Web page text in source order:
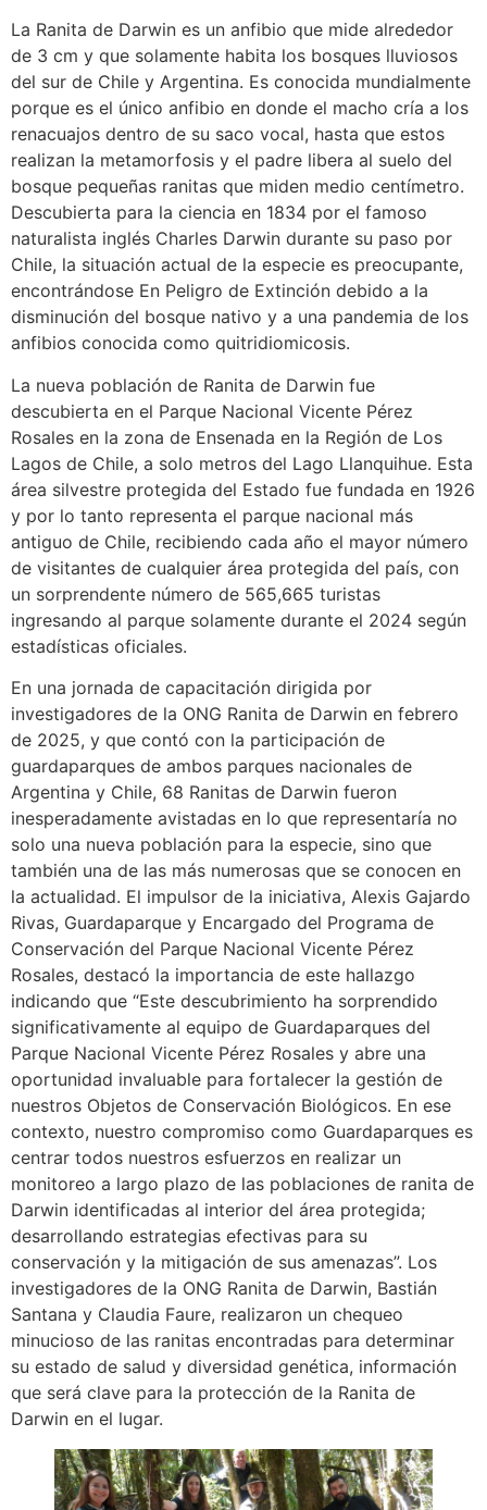
La Ranita de Darwin es un anfibio que mide alrededor
de 3 cm y que solamente habita los bosques lluviosos
del sur de Chile y Argentina. Es conocida mundialmente
porque es el único anfibio en donde el macho cría a los
renacuajos dentro de su saco vocal, hasta que estos
realizan la metamorfosis y el padre libera al suelo del
bosque pequeñas ranitas que miden medio centímetro.
Descubierta para la ciencia en 1834 por el famoso
naturalista inglés Charles Darwin durante su paso por
Chile, la situación actual de la especie es preocupante,
encontrándose En Peligro de Extinción debido a la
disminución del bosque nativo y a una pandemia de los
anfibios conocida como quitridiomicosis.
La nueva población de Ranita de Darwin fue
descubierta en el Parque Nacional Vicente Pérez
Rosales en la zona de Ensenada en la Región de Los
Lagos de Chile, a solo metros del Lago Llanquihue. Esta
área silvestre protegida del Estado fue fundada en 1926
y por lo tanto representa el parque nacional más
antiguo de Chile, recibiendo cada año el mayor número
de visitantes de cualquier área protegida del país, con
un sorprendente número de 565,665 turistas
ingresando al parque solamente durante el 2024 según
estadísticas oficiales.
En una jornada de capacitación dirigida por
investigadores de la ONG Ranita de Darwin en febrero
de 2025, y que contó con la participación de
guardaparques de ambos parques nacionales de
Argentina y Chile, 68 Ranitas de Darwin fueron
inesperadamente avistadas en lo que representaría no
solo una nueva población para la especie, sino que
también una de las más numerosas que se conocen en
la actualidad. El impulsor de la iniciativa, Alexis Gajardo
Rivas, Guardaparque y Encargado del Programa de
Conservación del Parque Nacional Vicente Pérez
Rosales, destacó la importancia de este hallazgo
indicando que “Este descubrimiento ha sorprendido
significativamente al equipo de Guardaparques del
Parque Nacional Vicente Pérez Rosales y abre una
oportunidad invaluable para fortalecer la gestión de
nuestros Objetos de Conservación Biológicos. En ese
contexto, nuestro compromiso como Guardaparques es
centrar todos nuestros esfuerzos en realizar un
monitoreo a largo plazo de las poblaciones de ranita de
Darwin identificadas al interior del área protegida;
desarrollando estrategias efectivas para su
conservación y la mitigación de sus amenazas”. Los
investigadores de la ONG Ranita de Darwin, Bastián
Santana y Claudia Faure, realizaron un chequeo
minucioso de las ranitas encontradas para determinar
su estado de salud y diversidad genética, información
que será clave para la protección de la Ranita de
Darwin en el lugar.